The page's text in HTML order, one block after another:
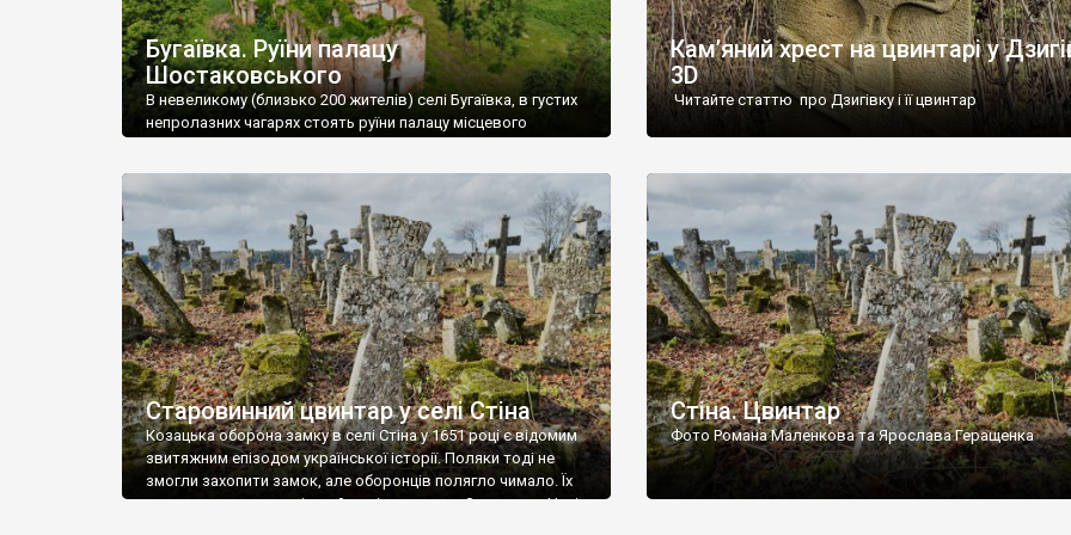
Бугаївка. Руїни палацу
Шостаковського
В невеликому (близько 200 жителів) селі Бугаївка, в густих
непролазних чагарях стоять руїни палацу місцевого
потім клуб, ще пізніше – гуртожиток. У 60-х роках минулого
століття тут розмістили туберкульозну лікарню. Коли із
палацу виїхала лікарня – ми точно не […]
Кам’яний хрест на цвинтарі у
3D
Читайте статтю про Дзигівку і її цвинтар
Старовинний цвинтар у селі Стіна
Козацька оборона замку в селі Стіна у 1651 році є відомим
звитяжним епізодом української історії. Поляки тоді не
змогли захопити замок, але оборонців полягло чимало. Їх
поховали на цвинтарі, який тоді називався Замковим. Нині
Стіна. Цвинтар
Фото Романа Маленкова та Ярослава Геращенка